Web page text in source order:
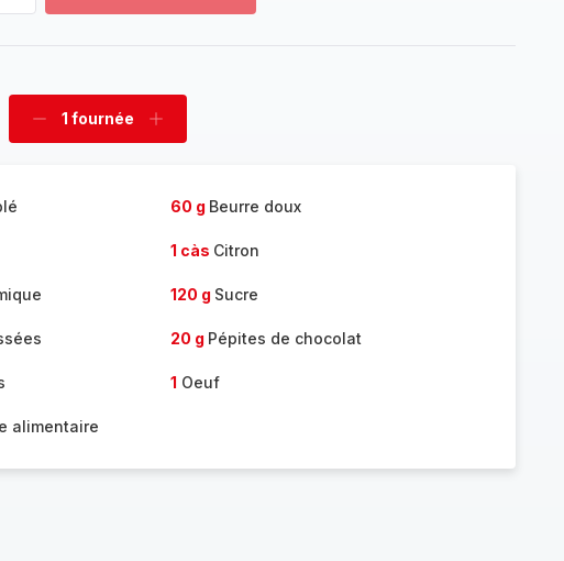
la
Supprimer
1 fournée
Ajouter
60 g Beurre doux
1 càs Citron
120 g Sucre
20 g Pépites de chocolat
1 Oeuf
alimentaire